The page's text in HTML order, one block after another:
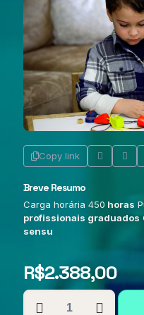
Copy link
Breve Resumo
Carga horária 450 horas
profissionais graduados
sensu
R$2.388,00
PÓS-
GRADUAÇÃO